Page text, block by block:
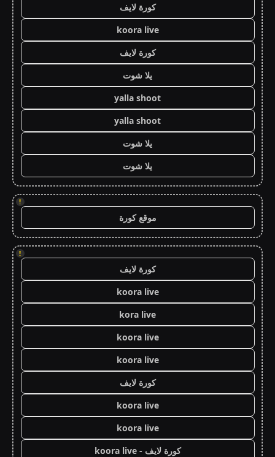
كورة لايف
koora live
كورة لايف
يلا شوت
yalla shoot
yalla shoot
يلا شوت
يلا شوت
!
موقع كورة
!
كورة لايف
koora live
kora live
koora live
koora live
كورة لايف
koora live
koora live
كورة لايف - koora live